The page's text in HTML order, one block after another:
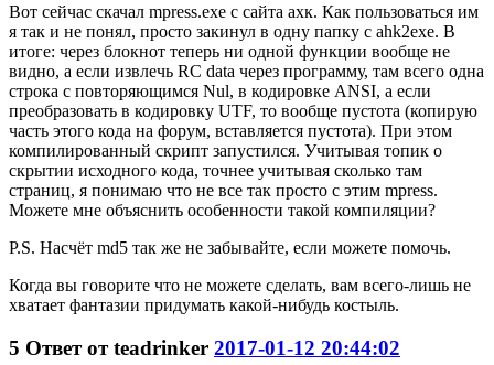
Вот сейчас скачал mpress.exe с сайта ахк. Как пользоваться им
я так и не понял, просто закинул в одну папку с ahk2exe. В
итоге: через блокнот теперь ни одной функции вообще не
видно, а если извлечь RC data через программу, там всего одна
строка с повторяющимся Nul, в кодировке ANSI, а если
преобразовать в кодировку UTF, то вообще пустота (копирую
часть этого кода на форум, вставляется пустота). При этом
компилированный скрипт запустился. Учитывая топик о
скрытии исходного кода, точнее учитывая сколько там
страниц, я понимаю что не все так просто с этим mpress.
Можете мне объяснить особенности такой компиляции?
P.S. Насчёт md5 так же не забывайте, если можете помочь.
Когда вы говорите что не можете сделать, вам всего-лишь не
хватает фантазии придумать какой-нибудь костыль.
5 Ответ отteadrinker 2017-01-12 20:44:02